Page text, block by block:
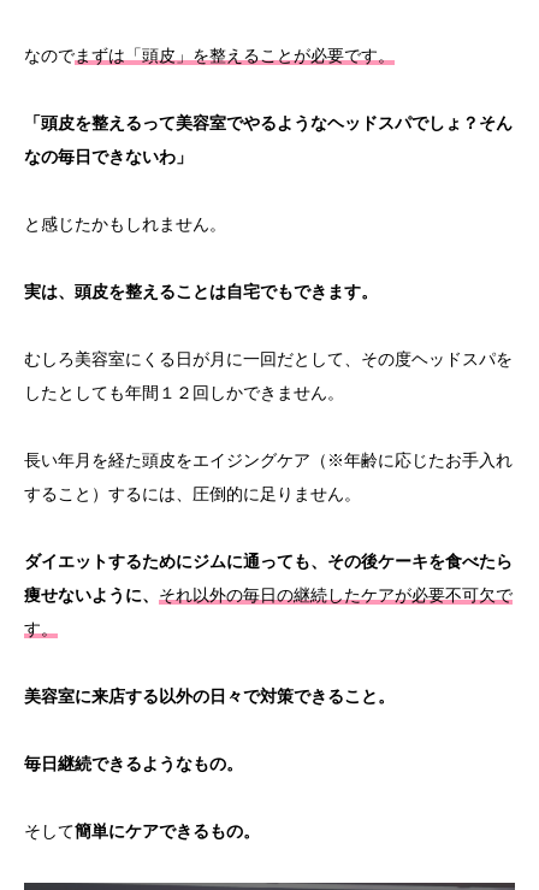
なのでまずは「頭皮」を整えることが必要です。
「頭皮を整えるって美容室でやるようなヘッドスパでしょ？そん
なの毎日できないわ」
と感じたかもしれません。
実は、頭皮を整えることは自宅でもできます。
むしろ美容室にくる日が月に一回だとして、 その度ヘッドスパを
したとしても年間１２回しかできません。
長い年月を経た頭皮をエイジングケア（※年齢に応じたお手入れ
すること）するには、圧倒的に足りません。
ダイエットするためにジムに通っても、その後ケーキを食べたら
痩せないように、 それ以外の毎日の継続したケアが必要不可欠で
す。
美容室に来店する以外の日々で対策できること。
毎日継続できるようなもの。
そして簡単にケアできるもの。